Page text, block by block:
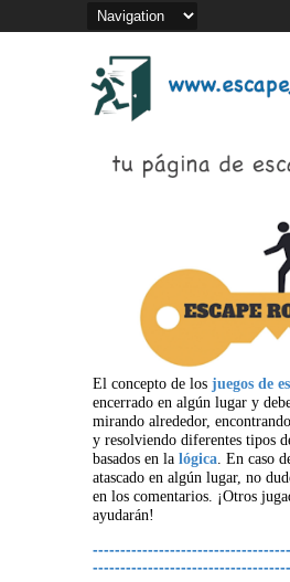
El concepto de los juegos de
encerrado en algún lugar y
mirando alrededor,
y resolviendo diferentes tipos
basados en la lógica. En caso
atascado en algún lugar, no
en los comentarios. ¡Otros
ayudarán!